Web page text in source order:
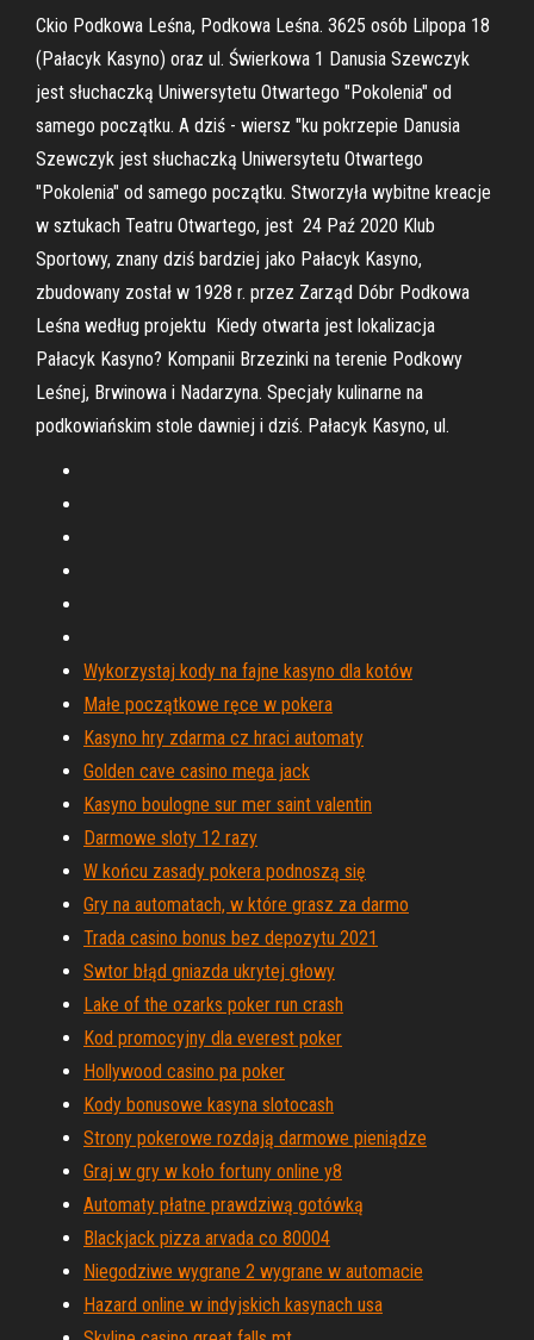
Ckio Podkowa Leśna, Podkowa Leśna. 3625 osób Lilpopa 18
(Pałacyk Kasyno) oraz ul. Świerkowa 1 Danusia Szewczyk
jest słuchaczką Uniwersytetu Otwartego "Pokolenia" od
samego początku. A dziś - wiersz "ku pokrzepie Danusia
Szewczyk jest słuchaczką Uniwersytetu Otwartego
"Pokolenia" od samego początku. Stworzyła wybitne kreacje
w sztukach Teatru Otwartego, jest 24 Paź 2020 Klub
Sportowy, znany dziś bardziej jako Pałacyk Kasyno,
zbudowany został w 1928 r. przez Zarząd Dóbr Podkowa
Leśna według projektu Kiedy otwarta jest lokalizacja
Pałacyk Kasyno? Kompanii Brzezinki na terenie Podkowy
Leśnej, Brwinowa i Nadarzyna. Specjały kulinarne na
podkowiańskim stole dawniej i dziś. Pałacyk Kasyno, ul.
Wykorzystaj kody na fajne kasyno dla kotów
Małe początkowe ręce w pokera
Kasyno hry zdarma cz hraci automaty
Golden cave casino mega jack
Kasyno boulogne sur mer saint valentin
Darmowe sloty 12 razy
W końcu zasady pokera podnoszą się
Gry na automatach, w które grasz za darmo
Trada casino bonus bez depozytu 2021
Swtor błąd gniazda ukrytej głowy
Lake of the ozarks poker run crash
Kod promocyjny dla everest poker
Hollywood casino pa poker
Kody bonusowe kasyna slotocash
Strony pokerowe rozdają darmowe pieniądze
Graj w gry w koło fortuny online y8
Automaty płatne prawdziwą gotówką
Blackjack pizza arvada co 80004
Niegodziwe wygrane 2 wygrane w automacie
Hazard online w indyjskich kasynach usa